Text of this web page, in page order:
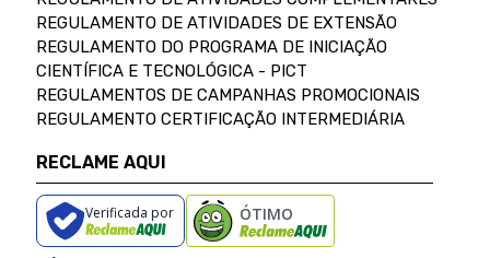
REGULAMENTO DE ATIVIDADES DE EXTENSÃO
REGULAMENTO DO PROGRAMA DE INICIAÇÃO
CIENTÍFICA E TECNOLÓGICA - PICT
REGULAMENTOS DE CAMPANHAS PROMOCIONAIS
REGULAMENTO CERTIFICAÇÃO INTERMEDIÁRIA
RECLAME AQUI
Verificada por ÓTIMO